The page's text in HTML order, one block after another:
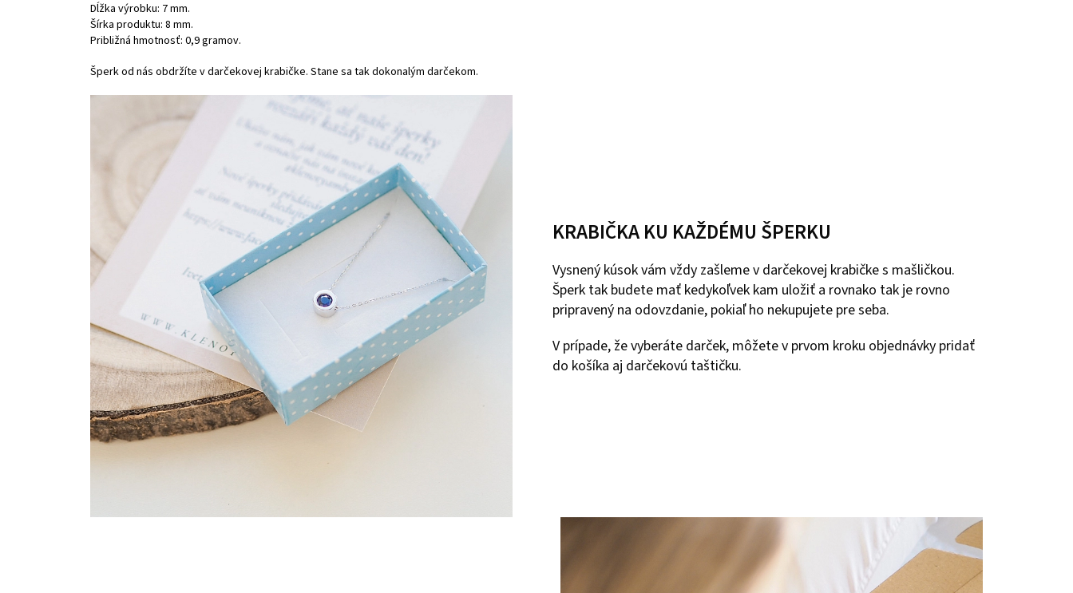
Dĺžka výrobku: 7 mm.
Šírka produktu: 8 mm.
Približná hmotnosť: 0,9 gramov.
Šperk od nás obdržíte v darčekovej krabičke. Stane sa tak dokonalým darčekom.
KRABIČKA KU KAŽDÉMU ŠPERKU
Vysnený kúsok vám vždy zašleme v darčekovej krabičke s mašličkou.
Šperk tak budete mať kedykoľvek kam uložiť a rovnako tak je rovno
pripravený na odovzdanie, pokiaľ ho nekupujete pre seba.
V prípade, že vyberáte darček, môžete v prvom kroku objednávky pridať
do košíka aj darčekovú taštičku.